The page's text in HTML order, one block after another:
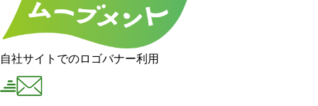
自社サイトでのロゴバナー利用